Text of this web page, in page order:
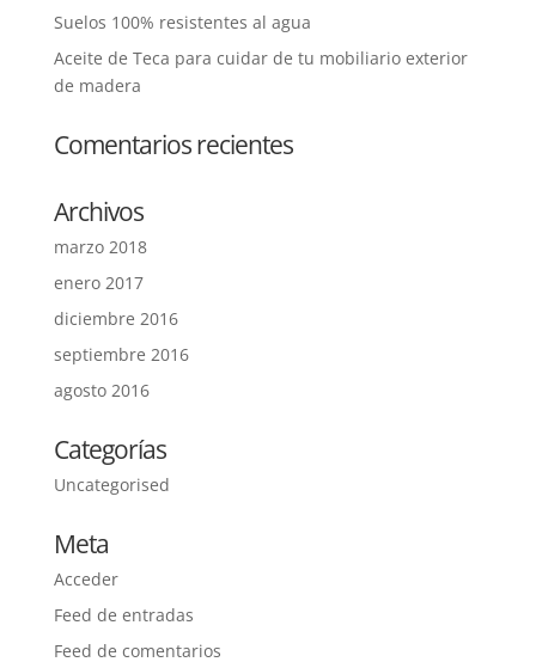
Suelos 100% resistentes al agua
Aceite de Teca para cuidar de tu mobiliario exterior
de madera
Comentarios recientes
Archivos
marzo 2018
enero 2017
diciembre 2016
septiembre 2016
agosto 2016
Categorías
Uncategorised
Meta
Acceder
Feed de entradas
Feed de comentarios